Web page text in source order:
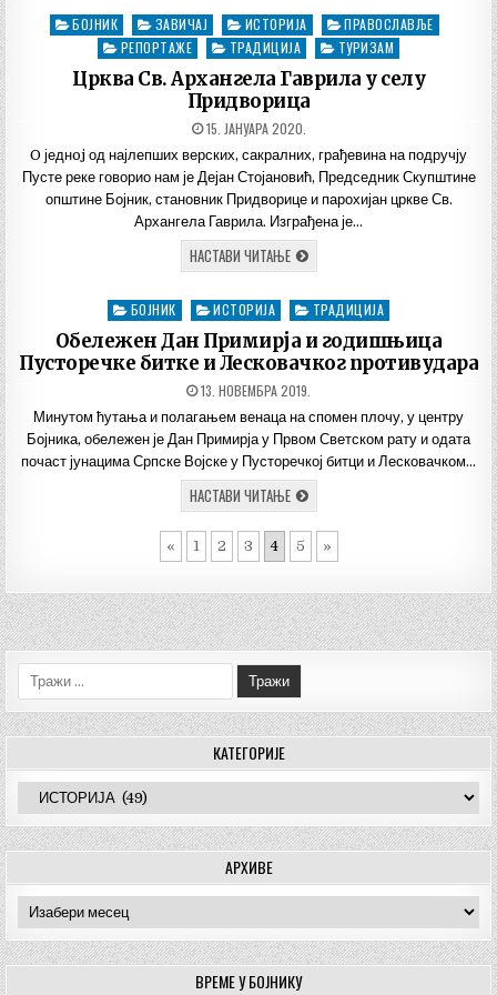
НЕ
ЗАБОРАВИ
КРВАВИ
17.
ФЕБРУАР
Posted
БОЈНИК ЗАВИЧАЈ ИСТОРИЈА
ПРАВОСЛАВЉЕ
РЕПОРТАЖЕ
ТРАДИЦИЈА ТУРИЗАМ
Црква Св. Архангела Гаврила у селу
Придворица
ДАТУМ
ОБЈАВЉИВАЊА:
15. ЈАНУАРА 2020.
O једнoj од најлепших верских, сакралних, грађевина на подручју
Пусте реке говорио нам је Дејан Стојановић, Председник Скупштине
општине Бојник, становник Придворице и парохијан цркве Св.
Архангела Гаврила. Изграђена је…
НАСТАВИ ЧИТАЊЕЦРКВА
СВ.
ГАВРИЛА
У
СЕЛУ
ПРИДВОРИЦА
Posted
БОЈНИК ИСТОРИЈА ТРАДИЦИЈА
Обележен Дан Примирја и годишњица
Пусторечке битке и Лесковачког противудара
ДАТУМ
ОБЈАВЉИВАЊА:
13. НОВЕМБРА 2019.
Минутом ћутања и полагањем венаца на спомен плочу, у центру
Бојника, обележен је Дан Примирја у Првом Светском рату и одата
почаст јунацима Српске Војске у Пусторечкој битци и Лесковачком…
НАСТАВИ ЧИТАЊЕОБЕЛЕЖЕН
ДАН
И
ГОДИШЊИЦА
ПУСТОРЕЧКЕ
И
ЛЕСКОВАЧКОГ
ПРОТИВУДАРА
« 1 2 3 4 5 »
Тражи:
КАТЕГОРИЈЕ
Категорије
АРХИВЕ
Архиве
ВРЕМЕ У БОЈНИКУ